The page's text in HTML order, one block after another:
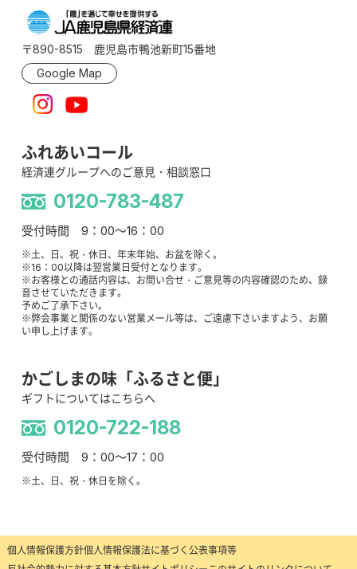
〒890-8515 鹿児島市鴨池新町15番地
Google Map
ふれあいコール
経済連グループへのご意見・相談窓口
0120-783-487
受付時間 9：00～16：00
※土、日、祝・休日、年末年始、お盆を除く。
※16：00以降は翌営業日受付となります。
※お客様との通話内容は、お問い合せ・ご意見等の内容確認のため、録
音させていただきます。
予めご了承下さい。
※弊会事業と関係のない営業メール等は、ご遠慮下さいますよう、お願
い申し上げます。
かごしまの味「ふるさと便」
ギフトについてはこちらへ
0120-722-188
受付時間 9：00～17：00
※土、日、祝・休日を除く。
個人情報保護方針個人情報保護法に基づく公表事項等